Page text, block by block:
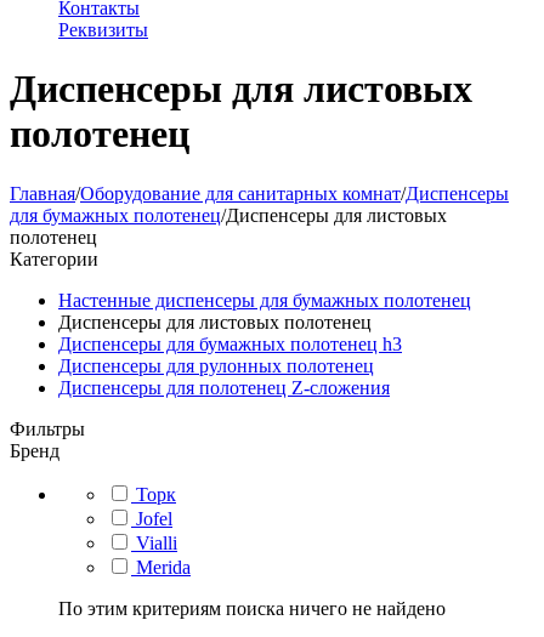
Контакты
Реквизиты
Диспенсеры для листовых
полотенец
Главная/Оборудование для санитарных комнат/Диспенсеры
для бумажных полотенец/Диспенсеры для листовых
полотенец
Категории
Настенные диспенсеры для бумажных полотенец
Диспенсеры для листовых полотенец
Диспенсеры для бумажных полотенец h3
Диспенсеры для рулонных полотенец
Диспенсеры для полотенец Z-сложения
Фильтры
Бренд
Торк
Jofel
Vialli
Merida
По этим критериям поиска ничего не найдено